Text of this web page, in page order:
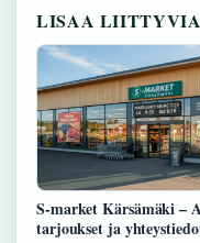
LISAA
S-market Kärsämäki –
tarjoukset ja